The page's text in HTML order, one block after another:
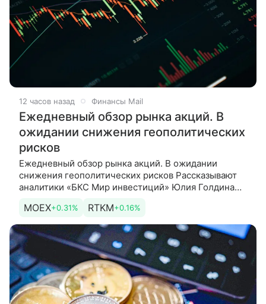
12 часов назад Финансы Mail
Ежедневный обзор рынка акций. В
ожидании снижения геополитических
рисков
Ежедневный обзор рынка акций. В ожидании
снижения геополитических рисков Рассказывают
аналитики «БКС Мир инвестиций» Юлия Голдина
торги понедельника проходят
MOEX+0.31% RTKM+0.16%